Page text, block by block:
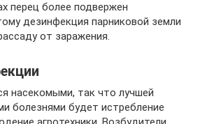
перец более подвержен
дезинфекция парниковой земли
от заражения.
насекомыми, так что лучшей
болезнями будет истребление